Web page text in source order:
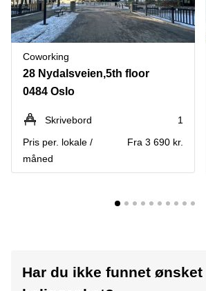
Coworking
28 Nydalsveien,5th floor
0484 Oslo
Skrivebord
1
Pris per. lokale /
måned
Fra 3 690 kr.
Har du ikke funnet ønsket